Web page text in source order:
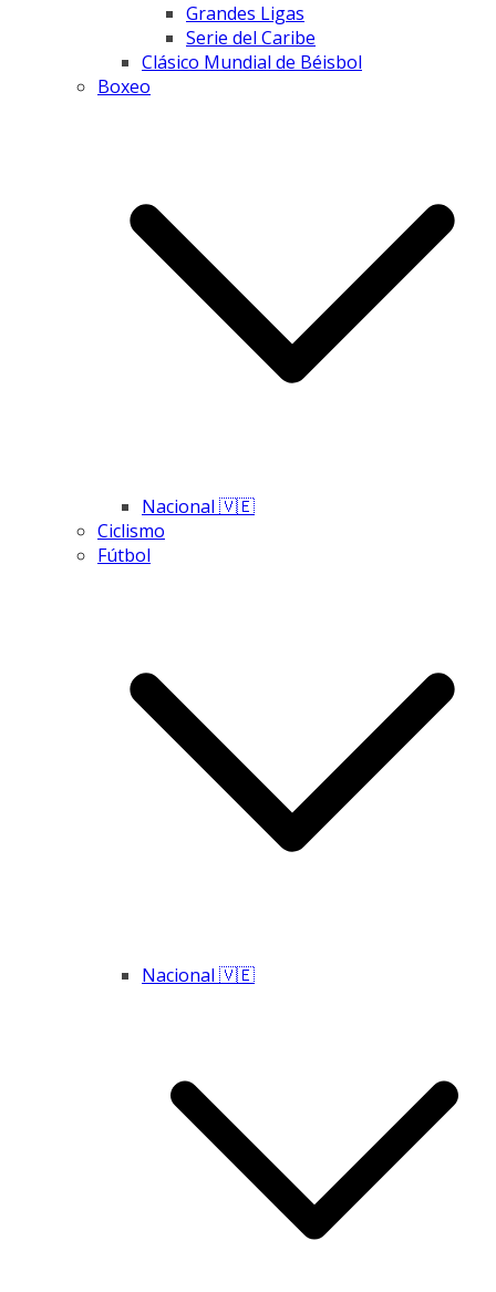
Grandes Ligas
Serie del Caribe
Clásico Mundial de Béisbol
Boxeo
Nacional 🇻🇪
Ciclismo
Fútbol
Nacional 🇻🇪